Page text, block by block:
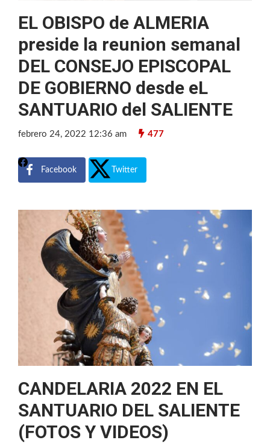
EL OBISPO de ALMERIA
preside la reunion semanal
DEL CONSEJO EPISCOPAL
DE GOBIERNO desde eL
SANTUARIO del SALIENTE
febrero 24, 2022 12:36 am 477
Facebook Twitter
CANDELARIA 2022 EN EL
SANTUARIO DEL SALIENTE
(FOTOS Y VIDEOS)